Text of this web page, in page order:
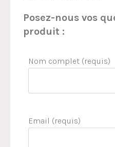
Posez-nous vos
produit :
Nom complet (requis)
Email (requis)